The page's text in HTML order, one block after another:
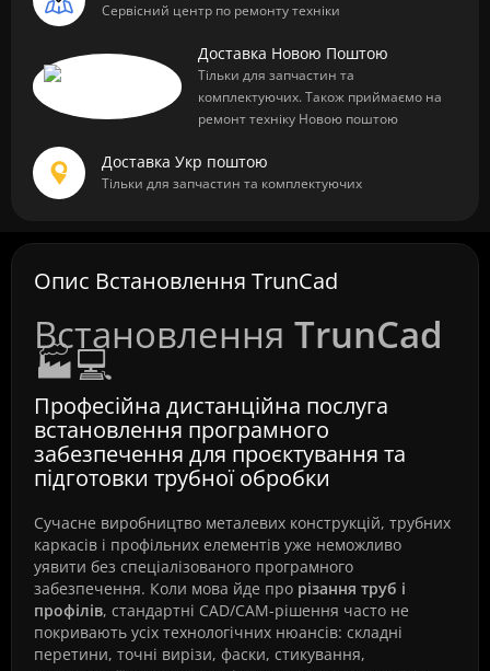
Сервісний центр по ремонту техніки
Доставка Новою Поштою
Тільки для запчастин та
комплектуючих. Також приймаємо на
ремонт техніку Новою поштою
Доставка Укр поштою
Тільки для запчастин та комплектуючих
Опис Встановлення TrunCad
Встановлення TrunCad
🏭💻
Професійна дистанційна послуга
встановлення програмного
забезпечення для проєктування та
підготовки трубної обробки
Сучасне виробництво металевих конструкцій, трубних
каркасів і профільних елементів уже неможливо
уявити без спеціалізованого програмного
забезпечення. Коли мова йде про різання труб і
профілів, стандартні CAD/CAM-рішення часто не
покривають усіх технологічних нюансів: складні
перетини, точні вирізи, фаски, стикування,